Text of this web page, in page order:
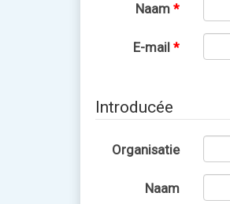
Naam *
E-mail *
Introducée
Organisatie
Naam